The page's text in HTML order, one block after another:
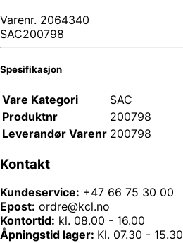
Varenr. 2064340
SAC200798
Spesifikasjon
Vare Kategori
SAC
Produktnr
200798
Leverandør Varenr 200798
Kontakt
Kundeservice: +47 66 75 30 00
Epost: ordre@kcl.no
Kontortid: kl. 08.00 - 16.00
Åpningstid lager: Kl. 07.30 - 15.30